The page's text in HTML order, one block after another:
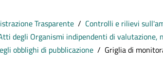
Trasparente Controlli e rilievi
degli Organismi indipendenti di valutazione,
obblighi di pubblicazione
Griglia di